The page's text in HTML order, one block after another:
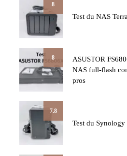
8
Test du NAS
8
ASUSTOR
NAS full-flash
pros
7.8
Test du Synology